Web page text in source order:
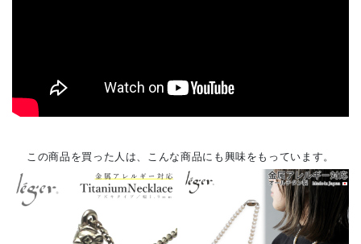
この商品を買った人は、こんな商品にも興味をもっています。